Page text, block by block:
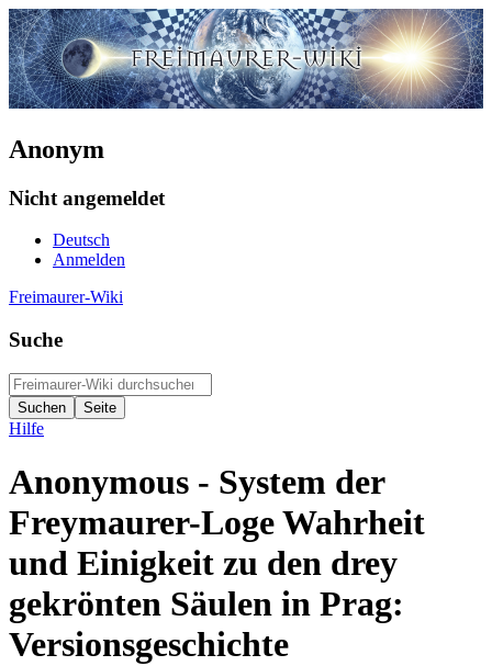
Anonym
Nicht angemeldet
Deutsch
Anmelden
Freimaurer-Wiki
Suche
Hilfe
Anonymous - System der
Freymaurer-Loge Wahrheit
und Einigkeit zu den drey
gekrönten Säulen in Prag:
Versionsgeschichte